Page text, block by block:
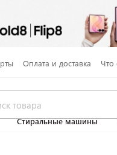
Оплата и доставка Что
Стиральные машины